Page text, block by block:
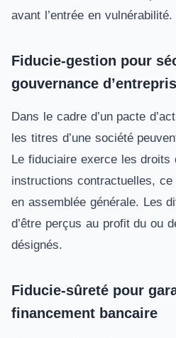
avant l’entrée en vulnérabilité.
Fiducie-gestion pour
gouvernance
Dans le cadre d’un pacte
les titres d’une société
Le fiduciaire exerce les droits
instructions contractuelles,
en assemblée générale. Les
d’être perçus au profit du ou
désignés.
Fiducie-sûreté pour
financement bancaire